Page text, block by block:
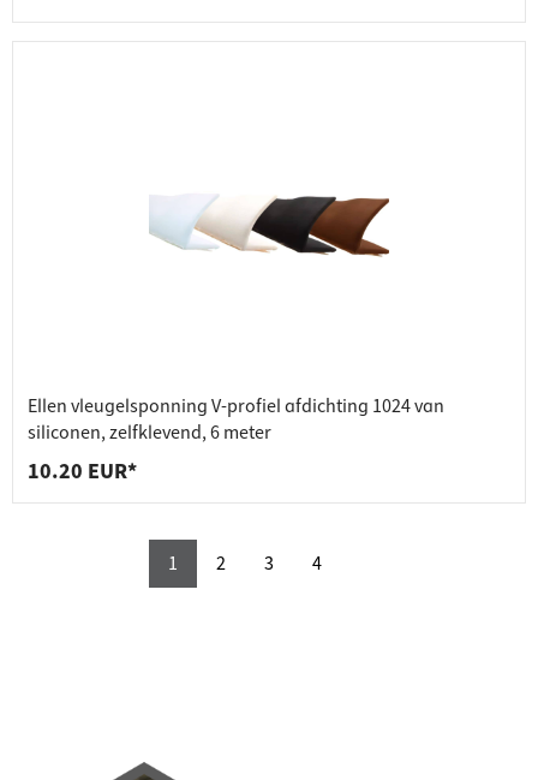
Ellen vleugelsponning V-profiel afdichting 1024 van
siliconen, zelfklevend, 6 meter
10.20 EUR*
1 2 3 4